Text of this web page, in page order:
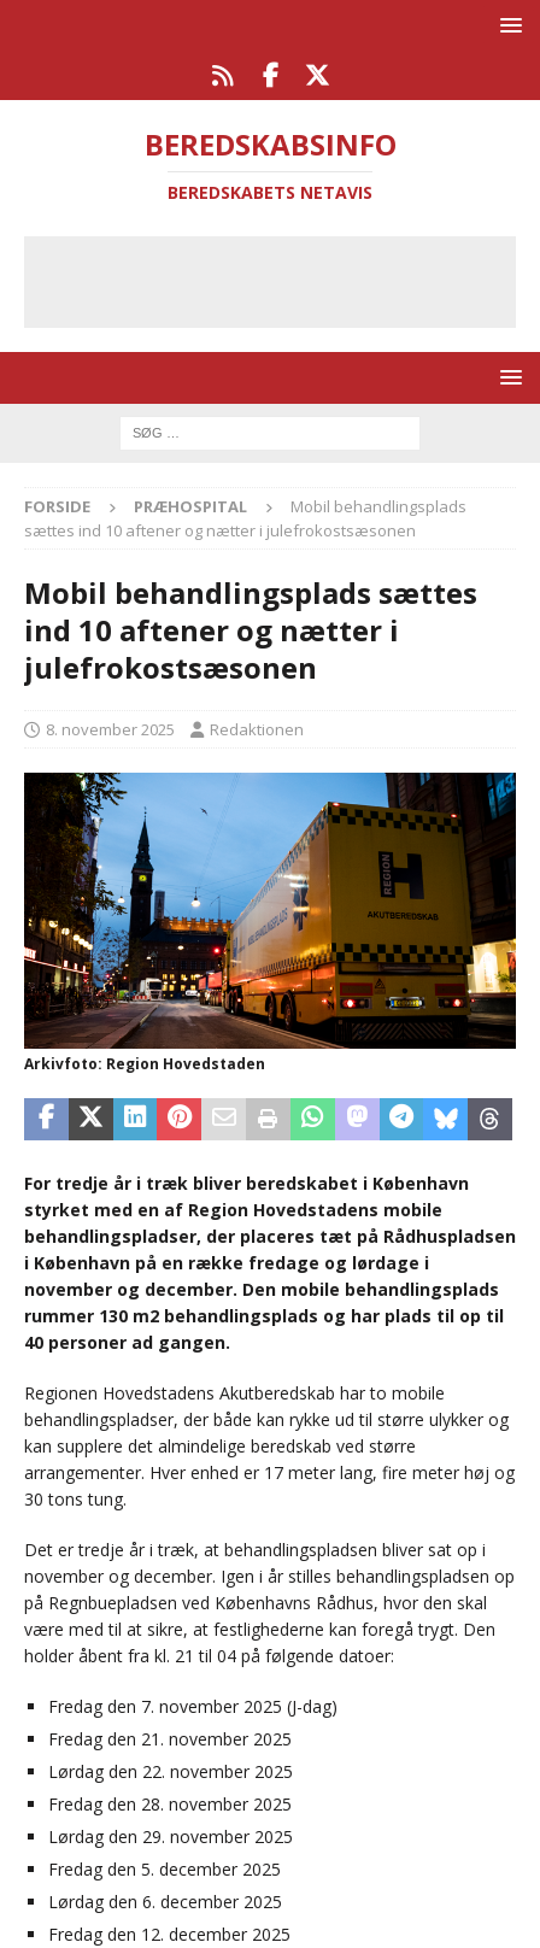
BEREDSKABSINFO
BEREDSKABETS NETAVIS
FORSIDE PRÆHOSPITAL
Mobil behandlingsplads
sættes ind 10 aftener og nætter i julefrokostsæsonen
Mobil behandlingsplads sættes
ind 10 aftener og nætter i
julefrokostsæsonen
8. november 2025 Redaktionen
Arkivfoto: Region Hovedstaden
For tredje år i træk bliver beredskabet i København
styrket med en af Region Hovedstadens mobile
behandlingspladser, der placeres tæt på Rådhuspladsen
i København på en række fredage og lørdage i
november og december. Den mobile behandlingsplads
rummer 130 m2 behandlingsplads og har plads til op til
40 personer ad gangen.
Regionen Hovedstadens Akutberedskab har to mobile
behandlingspladser, der både kan rykke ud til større ulykker og
kan supplere det almindelige beredskab ved større
arrangementer. Hver enhed er 17 meter lang, fire meter høj og
30 tons tung.
Det er tredje år i træk, at behandlingspladsen bliver sat op i
november og december. Igen i år stilles behandlingspladsen op
på Regnbuepladsen ved Københavns Rådhus, hvor den skal
være med til at sikre, at festlighederne kan foregå trygt. Den
holder åbent fra kl. 21 til 04 på følgende datoer:
Fredag den 7. november 2025 (J-dag)
Fredag den 21. november 2025
Lørdag den 22. november 2025
Fredag den 28. november 2025
Lørdag den 29. november 2025
Fredag den 5. december 2025
Lørdag den 6. december 2025
Fredag den 12. december 2025